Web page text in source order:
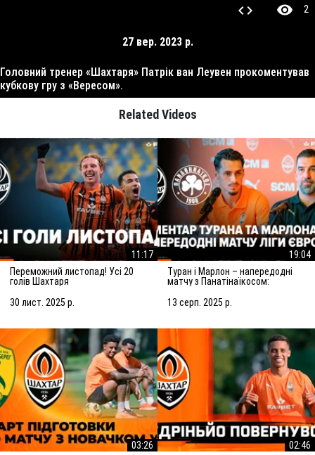
code visibility 2
27 вер. 2023 р.
Головний тренер «Шахтаря» Патрік ван Леувен прокоментував
кубкову гру з «Вересом».
Related Videos
11:17
Переможний листопад! Усі 20
голів Шахтаря
30 лист. 2025 р.
19:04
Туран і Марлон – напередодні
матчу з Панатінаїкосом:
досягнення мети
13 серп. 2025 р.
03:26
02:46